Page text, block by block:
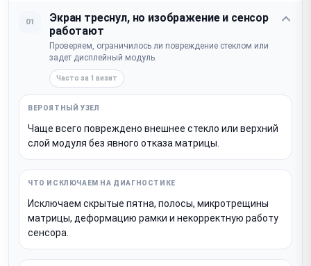
01
Экран треснул, но изображение и сенсор
работают
Проверяем, ограничилось ли повреждение стеклом или
задет дисплейный модуль.
Часто за 1 визит
Чаще всего повреждено внешнее стекло или верхний
слой модуля без явного отказа матрицы.
Исключаем скрытые пятна, полосы, микротрещины
матрицы, деформацию рамки и некорректную работу
сенсора.